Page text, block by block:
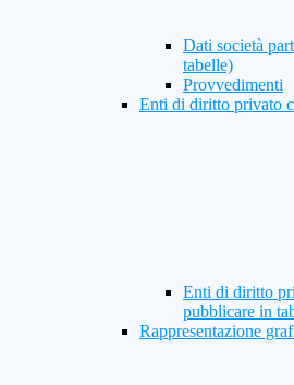
Dati società
tabelle)
Provvedimenti
Enti di diritto privato
Enti di diritto
pubblicare in
Rappresentazione